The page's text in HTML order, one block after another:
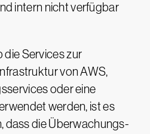
intern nicht verfügbar
die Services zur
von AWS,
oder eine
werden, ist es
dass die Überwachungs-